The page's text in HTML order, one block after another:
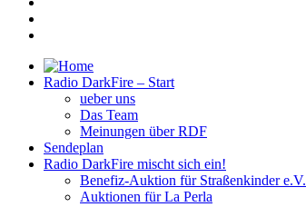
Radio DarkFire – Start
ueber uns
Das Team
Meinungen über RDF
Sendeplan
Radio DarkFire mischt sich ein!
Benefiz-Auktion für Straßenkinder e.V.
Auktionen für La Perla